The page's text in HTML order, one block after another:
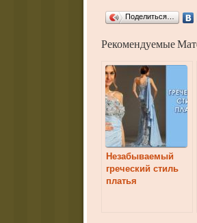
Поделиться…
Рекомендуемые
Незабываемый
греческий стиль
платья